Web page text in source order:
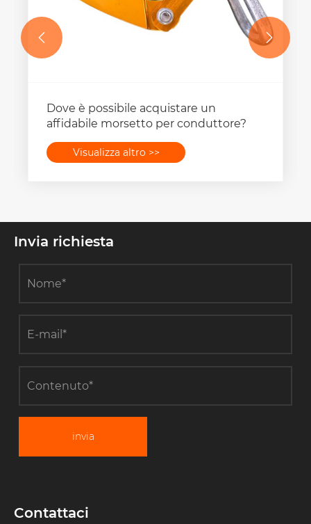
Dove è possibile acquistare un
affidabile morsetto per conduttore?
Visualizza altro >>
 
Invia richiesta
invia
Contattaci